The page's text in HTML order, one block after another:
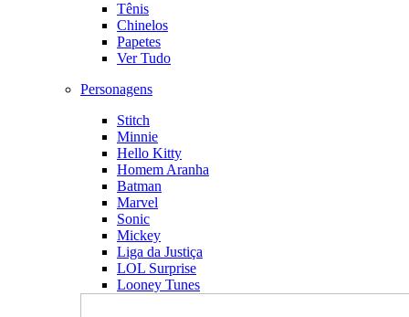
Tênis
Chinelos
Papetes
Ver Tudo
Personagens
Stitch
Minnie
Hello Kitty
Homem Aranha
Batman
Marvel
Sonic
Mickey
Liga da Justiça
LOL Surprise
Looney Tunes